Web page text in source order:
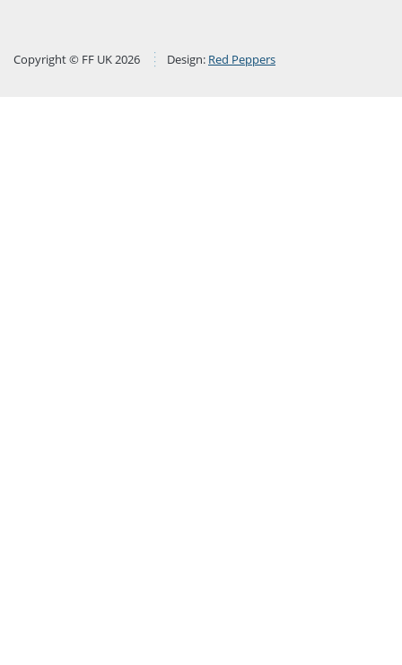
Copyright © FF UK 2026 Design: Red Peppers